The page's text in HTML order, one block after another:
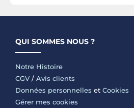
QUI SOMMES NOUS ?
Notre Histoire
CGV / Avis clients
Données personnelles et Cookies
Gérer mes cookies